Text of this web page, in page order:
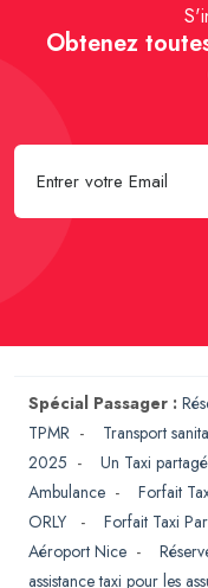
Obtenez
Spécial Passager :
TPMR - Transport
2025 - Un Taxi
Ambulance - Forfait
ORLY
- Forfait Taxi
Aéroport Nice -
assistance taxi pour les